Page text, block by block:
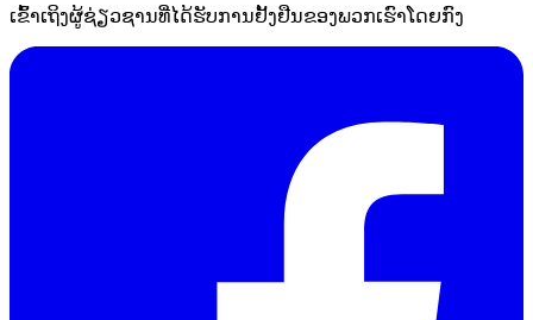
ເຂົ້າເຖິງຜູ້ຊ່ຽວຊານທີ່ໄດ້ຮັບການຢັ້ງຢືນຂອງພວກເຮົາໂດຍກົງ